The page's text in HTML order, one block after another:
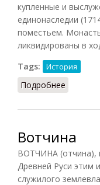
купленные и
единонаследии
поместьем.
ликвидированы в
Tags:
История
Подробнее
Вотчина
ВОТЧИНА (отчина),
Древней Руси этим
служилого